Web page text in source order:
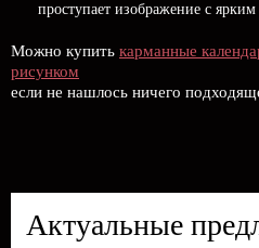
проступает изображение с
Можно купить карманные
рисунком
если не нашлось ничего
Актуальные